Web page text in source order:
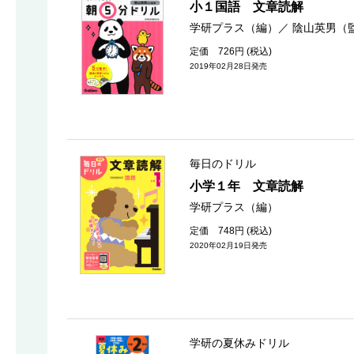
小１国語 文章読解
学研プラス（編） ／ 陰山英男（
定価 726円 (税込)
2019年02月28日発売
毎日のドリル
小学１年 文章読解
学研プラス（編）
定価 748円 (税込)
2020年02月19日発売
学研の夏休みドリル